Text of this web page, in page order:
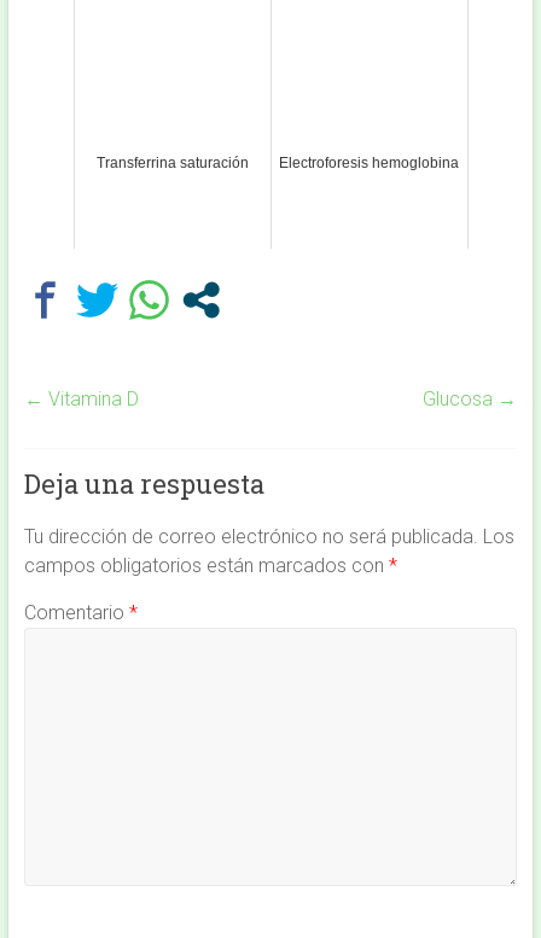
Transferrina saturación Electroforesis hemoglobina
← Vitamina D Glucosa →
Deja una respuesta
Tu dirección de correo electrónico no será publicada. Los
campos obligatorios están marcados con *
Comentario *